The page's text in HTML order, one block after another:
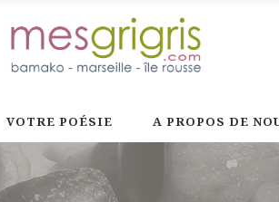
VOTRE POÉSIE A PROPOS DE